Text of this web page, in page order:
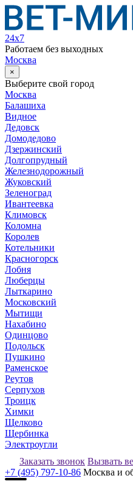
24х7
Работаем без выходных
Москва
×
Выберите свой город
Москва
Балашиха
Видное
Дедовск
Домодедово
Дзержинский
Долгопрудный
Железнодорожный
Жуковский
Зеленоград
Ивантеевка
Климовск
Коломна
Королев
Котельники
Красногорск
Лобня
Люберцы
Лыткарино
Московский
Мытищи
Нахабино
Одинцово
Подольск
Пушкино
Раменское
Реутов
Серпухов
Троицк
Химки
Щелково
Щербинка
Электроугли
Заказать звонок Вызвать
+7 (495) 797-10-86 Москва и